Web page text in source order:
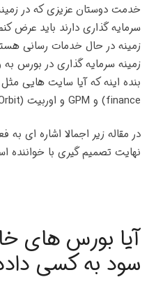
خدمت دوستان عزیزی که در
سرمایه گذاری دارند باید عرض
زمینه در حال خدمات رسانی
زمینه سرمایه گذاری در بورس به
finance) و GPM و اوربیت (Orbit) کلاه بردار هستند یا خبر ؟
در مقاله زیر اجمالا اشاره ای
نهایت تصمیم گیری با خواننده
آیا بورس های
سود به کسی